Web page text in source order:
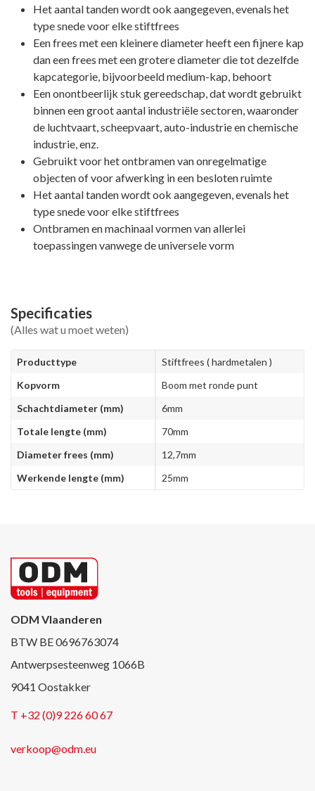
Het aantal tanden wordt ook aangegeven, evenals het
type snede voor elke stiftfrees
Een frees met een kleinere diameter heeft een fijnere kap
dan een frees met een grotere diameter die tot dezelfde
kapcategorie, bijvoorbeeld medium-kap, behoort
Een onontbeerlijk stuk gereedschap, dat wordt gebruikt
binnen een groot aantal industriële sectoren, waaronder
de luchtvaart, scheepvaart, auto-industrie en chemische
industrie, enz.
Gebruikt voor het ontbramen van onregelmatige
objecten of voor afwerking in een besloten ruimte
Het aantal tanden wordt ook aangegeven, evenals het
type snede voor elke stiftfrees
Ontbramen en machinaal vormen van allerlei
toepassingen vanwege de universele vorm
Specificaties
(Alles wat u moet weten)
Producttype
Stiftfrees ( hardmetalen )
Kopvorm
Boom met ronde punt
Schachtdiameter (mm)
6mm
Totale lengte (mm)
70mm
Diameter frees (mm)
12,7mm
Werkende lengte (mm)
25mm
ODM Vlaanderen
BTW BE 0696763074
Antwerpsesteenweg 1066B
9041 Oostakker
T +32 (0)9 226 60 67
verkoop@odm.eu